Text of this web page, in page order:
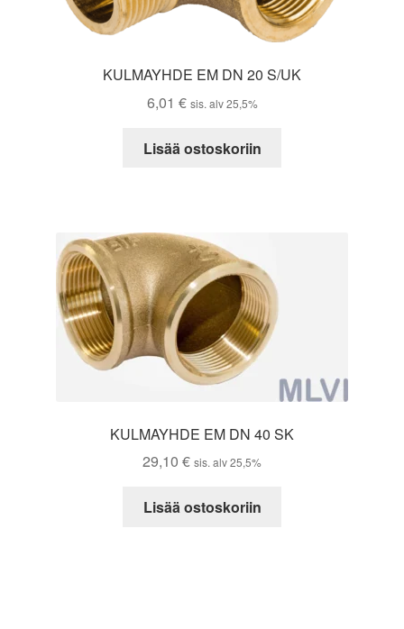
KULMAYHDE EM DN 20 S/UK
6,01 € sis. alv 25,5%
Lisää ostoskoriin
KULMAYHDE EM DN 40 SK
29,10 € sis. alv 25,5%
Lisää ostoskoriin